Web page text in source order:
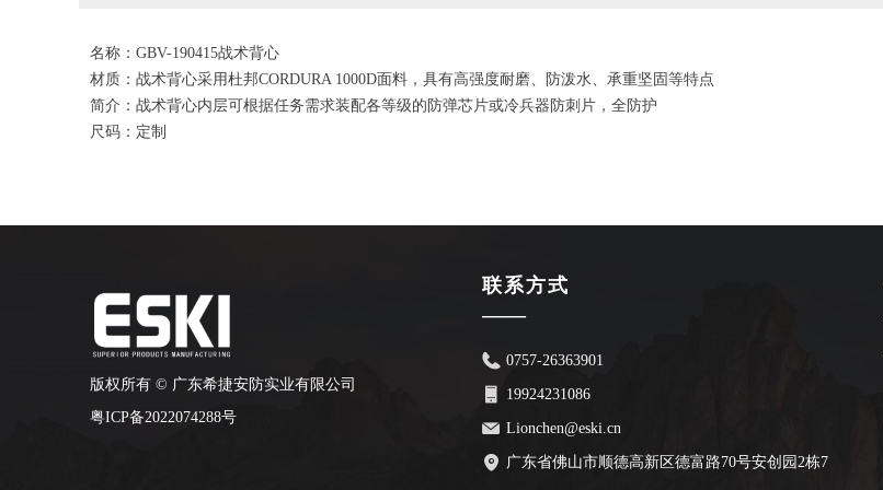
名称：GBV-190415战术背心
材质：战术背心采用杜邦CORDURA 1000D面料，具有高强度耐磨、防泼水、承重坚固等特点
简介：战术背心内层可根据任务需求装配各等级的防弹芯片或冷兵器防刺片，全防护
尺码：定制
版权所有 © 广东希捷安防实业有限公司
粤ICP备2022074288号
联系方式
——
0757-26363901
19924231086
Lionchen@eski.cn
广东省佛山市顺德高新区德富路70号安创园2栋7